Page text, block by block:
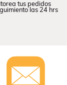
tus pedidos
las 24 hrs